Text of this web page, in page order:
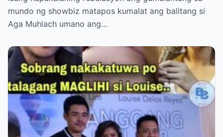
Mavy at Cassy Legaspi — Buong Showbiz
World NAGULANTANG sa Rebelasyong
mundo ng showbiz matapos kumalat ang balitang si
Aga Muhlach umano ang…